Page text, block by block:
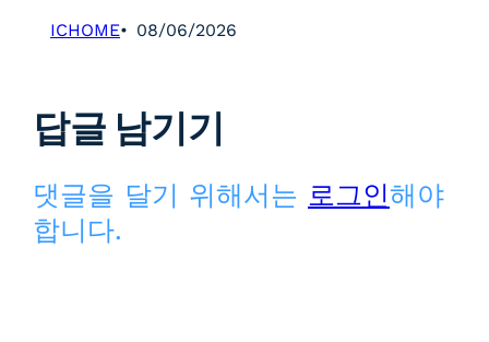
ICHOME 08/06/2026
답글 남기기
댓글을 달기 위해서는 로그인해야
합니다.